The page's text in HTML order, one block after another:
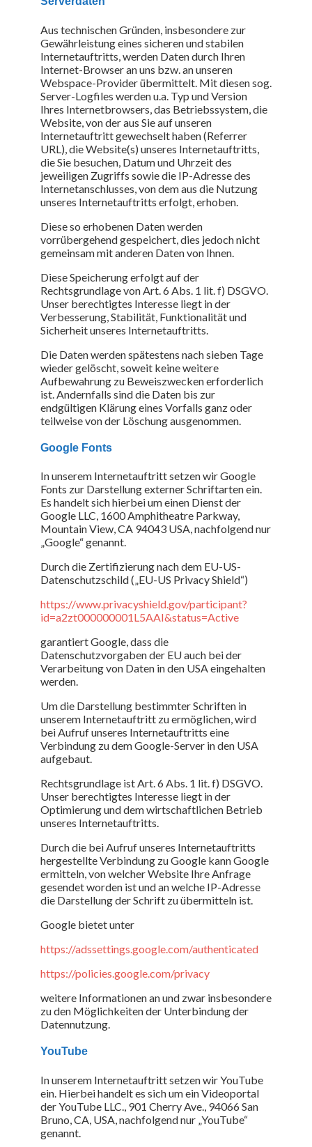
Aus technischen Gründen, insbesondere zur
Gewährleistung eines sicheren und stabilen
Internetauftritts, werden Daten durch Ihren
Internet-Browser an uns bzw. an unseren
Webspace-Provider übermittelt. Mit diesen sog.
Server-Logfiles werden u.a. Typ und Version
Ihres Internetbrowsers, das Betriebssystem, die
Website, von der aus Sie auf unseren
Internetauftritt gewechselt haben (Referrer
URL), die Website(s) unseres Internetauftritts,
die Sie besuchen, Datum und Uhrzeit des
jeweiligen Zugriffs sowie die IP-Adresse des
Internetanschlusses, von dem aus die Nutzung
unseres Internetauftritts erfolgt, erhoben.
Diese so erhobenen Daten werden
vorrübergehend gespeichert, dies jedoch nicht
gemeinsam mit anderen Daten von Ihnen.
Diese Speicherung erfolgt auf der
Rechtsgrundlage von Art. 6 Abs. 1 lit. f) DSGVO.
Unser berechtigtes Interesse liegt in der
Verbesserung, Stabilität, Funktionalität und
Sicherheit unseres Internetauftritts.
Die Daten werden spätestens nach sieben Tage
wieder gelöscht, soweit keine weitere
Aufbewahrung zu Beweiszwecken erforderlich
ist. Andernfalls sind die Daten bis zur
endgültigen Klärung eines Vorfalls ganz oder
teilweise von der Löschung ausgenommen.
Google Fonts
In unserem Internetauftritt setzen wir Google
Fonts zur Darstellung externer Schriftarten ein.
Es handelt sich hierbei um einen Dienst der
Google LLC, 1600 Amphitheatre Parkway,
Mountain View, CA 94043 USA, nachfolgend nur
„Google“ genannt.
Durch die Zertifizierung nach dem EU-US-
Datenschutzschild („EU-US Privacy Shield“)
https://www.privacyshield.gov/participant?
id=a2zt000000001L5AAI&status=Active
garantiert Google, dass die
Datenschutzvorgaben der EU auch bei der
Verarbeitung von Daten in den USA eingehalten
werden.
Um die Darstellung bestimmter Schriften in
unserem Internetauftritt zu ermöglichen, wird
bei Aufruf unseres Internetauftritts eine
Verbindung zu dem Google-Server in den USA
aufgebaut.
Rechtsgrundlage ist Art. 6 Abs. 1 lit. f) DSGVO.
Unser berechtigtes Interesse liegt in der
Optimierung und dem wirtschaftlichen Betrieb
unseres Internetauftritts.
Durch die bei Aufruf unseres Internetauftritts
hergestellte Verbindung zu Google kann Google
ermitteln, von welcher Website Ihre Anfrage
gesendet worden ist und an welche IP-Adresse
die Darstellung der Schrift zu übermitteln ist.
Google bietet unter
https://adssettings.google.com/authenticated
https://policies.google.com/privacy
weitere Informationen an und zwar insbesondere
zu den Möglichkeiten der Unterbindung der
Datennutzung.
YouTube
In unserem Internetauftritt setzen wir YouTube
ein. Hierbei handelt es sich um ein Videoportal
der YouTube LLC., 901 Cherry Ave., 94066 San
Bruno, CA, USA, nachfolgend nur „YouTube“
genannt.